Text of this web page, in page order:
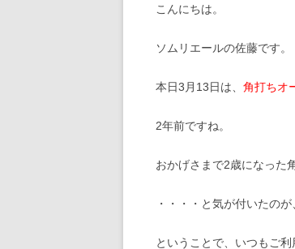
こんにちは。
ソムリエールの佐藤です。
本日3月13日は、 角打ちオ
2年前ですね。
おかげさまで2歳になった
・・・・と気が付いたの
ということで、いつもご